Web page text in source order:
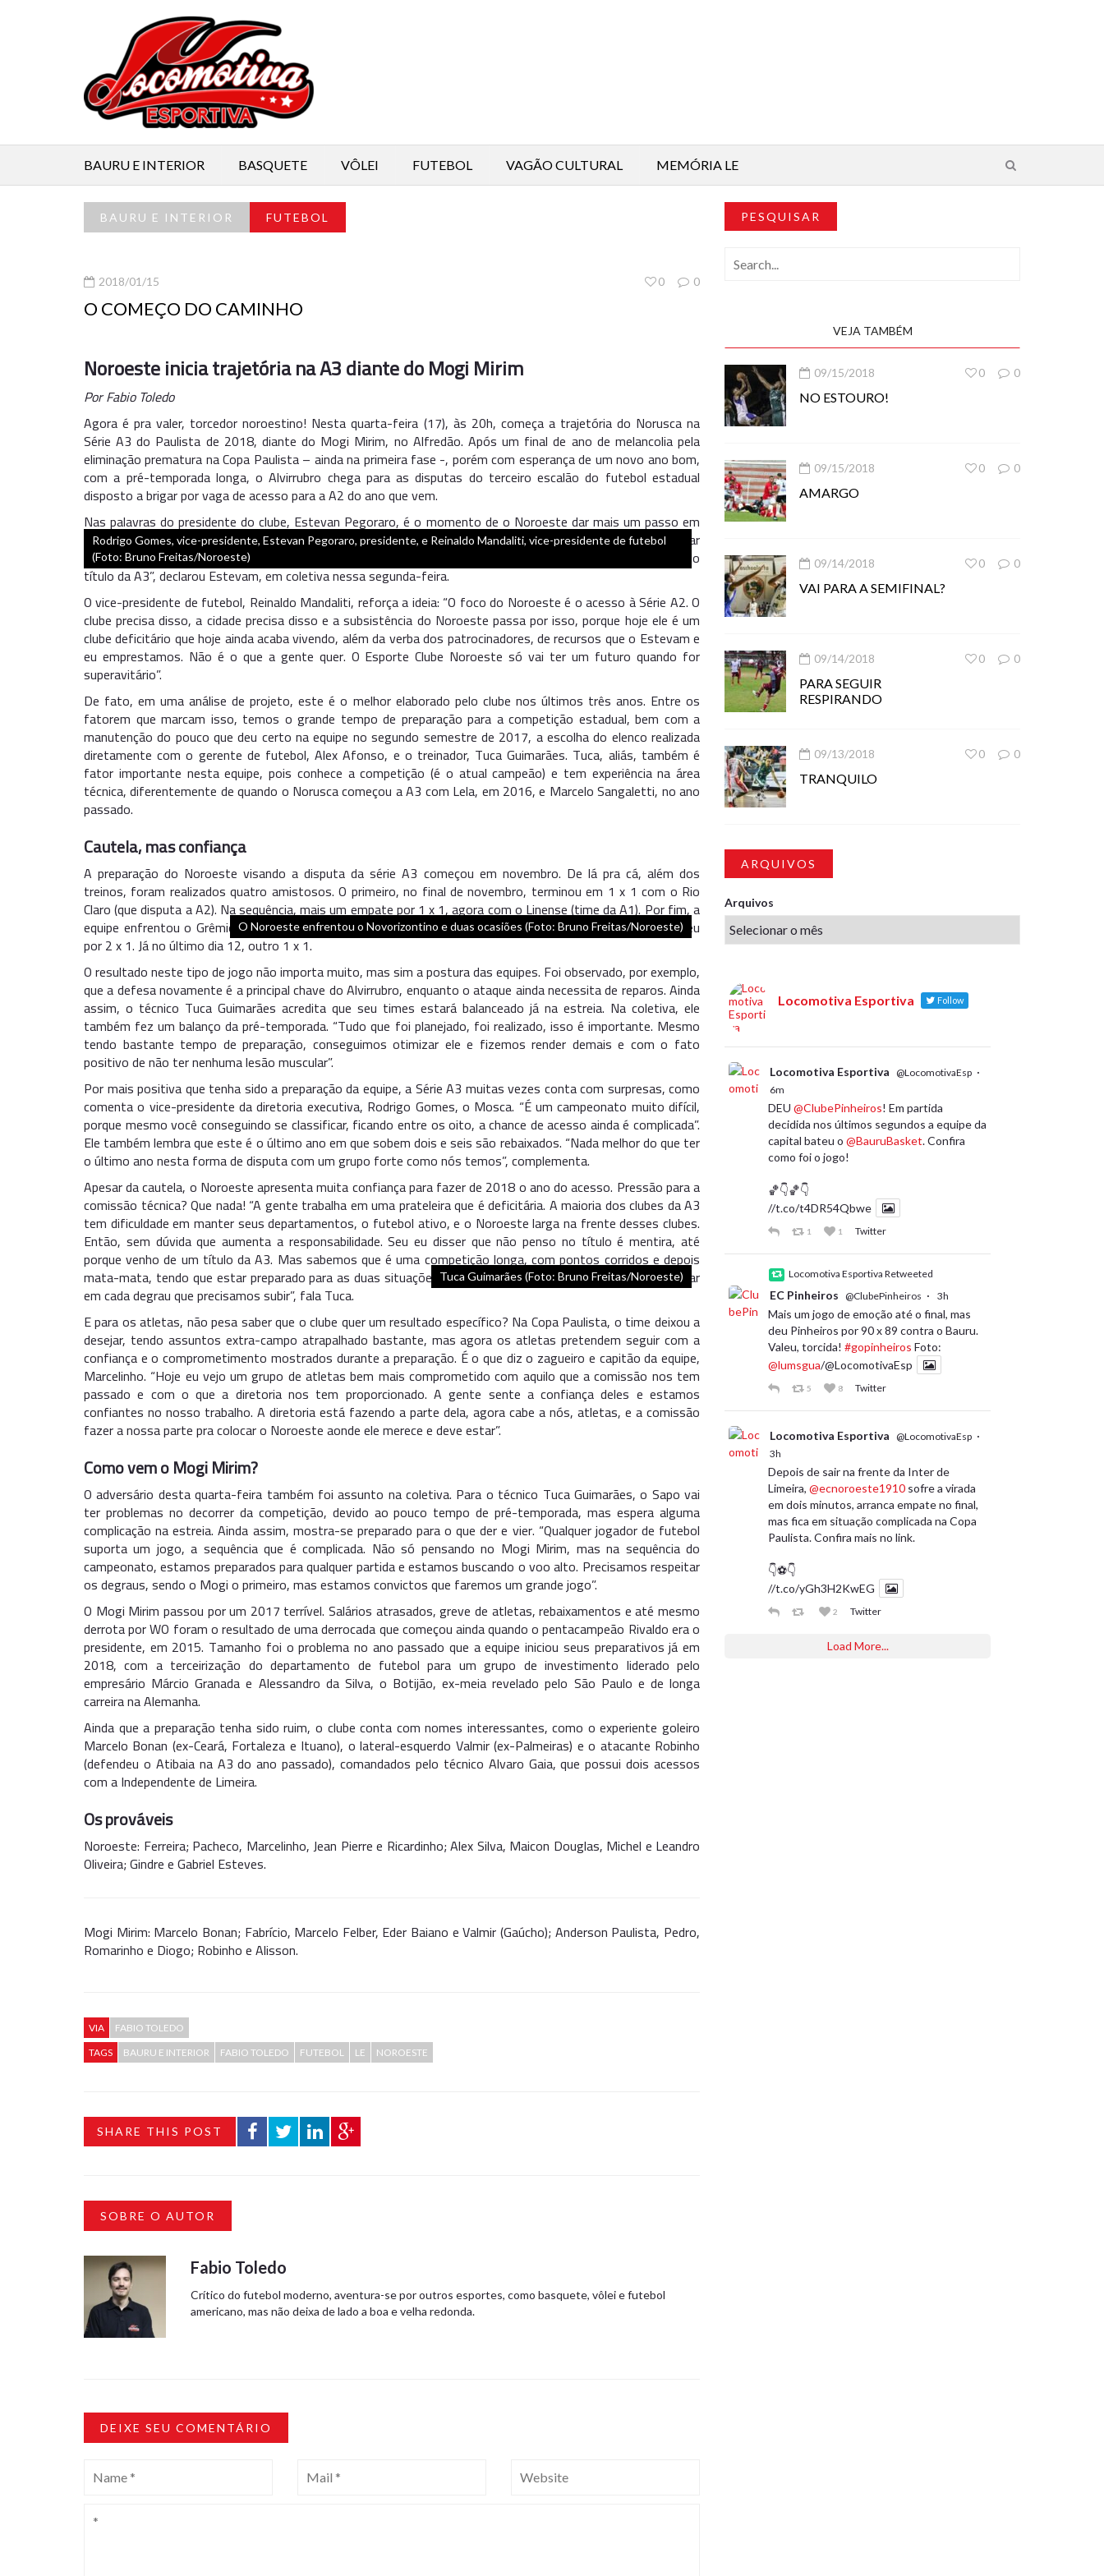
BAURU E INTERIOR BASQUETE VÔLEI FUTEBOL VAGÃO CULTURAL MEMÓRIA LE
BAURU E INTERIOR FUTEBOL
2018/01/15 0
0
O COMEÇO DO CAMINHO
Noroeste inicia trajetória na A3 diante do Mogi Mirim
Por Fabio Toledo
Agora é pra valer, torcedor noroestino! Nesta quarta-feira (17), às 20h, começa a trajetória do Norusca na
Série A3 do Paulista de 2018, diante do Mogi Mirim, no Alfredão. Após um final de ano de melancolia pela
eliminação prematura na Copa Paulista – ainda na primeira fase -, porém com esperança de um novo ano bom,
com a pré-temporada longa, o Alvirrubro chega para as disputas do terceiro escalão do futebol estadual
disposto a brigar por vaga de acesso para a A2 do ano que vem.
Nas palavras do presidente do clube, Estevan Pegoraro, é o momento de o Noroeste dar mais um passo em
seu “renascimento”. “Nós passamos um ano ajustando a parte administrativa, financeira e agora vamos focar
um pouco na parte do futebol. Diferentemente dos anos anteriores, o Noroeste vem forte para brigar pelo
título da A3”, declarou Estevam, em coletiva nessa segunda-feira.
Rodrigo Gomes, vice-presidente, Estevan Pegoraro, presidente, e Reinaldo Mandaliti, vice-presidente de futebol
(Foto: Bruno Freitas/Noroeste)
O vice-presidente de futebol, Reinaldo Mandaliti, reforça a ideia: “O foco do Noroeste é o acesso à Série A2. O
clube precisa disso, a cidade precisa disso e a subsistência do Noroeste passa por isso, porque hoje ele é um
clube deficitário que hoje ainda acaba vivendo, além da verba dos patrocinadores, de recursos que o Estevam e
eu emprestamos. Não é o que a gente quer. O Esporte Clube Noroeste só vai ter um futuro quando for
superavitário”.
De fato, em uma análise de projeto, este é o melhor elaborado pelo clube nos últimos três anos. Entre os
fatorem que marcam isso, temos o grande tempo de preparação para a competição estadual, bem com a
manutenção do pouco que deu certo na equipe no segundo semestre de 2017, a escolha do elenco realizada
diretamente com o gerente de futebol, Alex Afonso, e o treinador, Tuca Guimarães. Tuca, aliás, também é
fator importante nesta equipe, pois conhece a competição (é o atual campeão) e tem experiência na área
técnica, diferentemente de quando o Norusca começou a A3 com Lela, em 2016, e Marcelo Sangaletti, no ano
passado.
Cautela, mas confiança
A preparação do Noroeste visando a disputa da série A3 começou em novembro. De lá pra cá, além dos
treinos, foram realizados quatro amistosos. O primeiro, no final de novembro, terminou em 1 x 1 com o Rio
Claro (que disputa a A2). Na sequência, mais um empate por 1 x 1, agora com o Linense (time da A1). Por fim, a
equipe enfrentou o Grêmio Novorizontino (também da elite) em duas ocasiões. Em 20 de dezembro, venceu
por 2 x 1. Já no último dia 12, outro 1 x 1.
O Noroeste enfrentou o Novorizontino e duas ocasiões (Foto: Bruno Freitas/Noroeste)
O resultado neste tipo de jogo não importa muito, mas sim a postura das equipes. Foi observado, por exemplo,
que a defesa novamente é a principal chave do Alvirrubro, enquanto o ataque ainda necessita de reparos. Ainda
assim, o técnico Tuca Guimarães acredita que seu times estará balanceado já na estreia. Na coletiva, ele
também fez um balanço da pré-temporada. “Tudo que foi planejado, foi realizado, isso é importante. Mesmo
tendo bastante tempo de preparação, conseguimos otimizar ele e fizemos render demais e com o fato
positivo de não ter nenhuma lesão muscular”.
Por mais positiva que tenha sido a preparação da equipe, a Série A3 muitas vezes conta com surpresas, como
comenta o vice-presidente da diretoria executiva, Rodrigo Gomes, o Mosca. “É um campeonato muito difícil,
porque mesmo você conseguindo se classificar, ficando entre os oito, a chance de acesso ainda é complicada”.
Ele também lembra que este é o último ano em que sobem dois e seis são rebaixados. “Nada melhor do que ter
o último ano nesta forma de disputa com um grupo forte como nós temos”, complementa.
Apesar da cautela, o Noroeste apresenta muita confiança para fazer de 2018 o ano do acesso. Pressão para a
comissão técnica? Que nada! “A gente trabalha em uma prateleira que é deficitária. A maioria dos clubes da A3
tem dificuldade em manter seus departamentos, o futebol ativo, e o Noroeste larga na frente desses clubes.
Então, sem dúvida que aumenta a responsabilidade. Seu eu disser que não penso no título é mentira, até
porque venho de um título da A3. Mas sabemos que é uma competição longa, com pontos corridos e depois
mata-mata, tendo que estar preparado para as duas situações. Deixo essa euforia pra torcida e vamos focar
em cada degrau que precisamos subir”, fala Tuca.
Tuca Guimarães (Foto: Bruno Freitas/Noroeste)
E para os atletas, não pesa saber que o clube quer um resultado específico? Na Copa Paulista, o time deixou a
desejar, tendo assuntos extra-campo atrapalhado bastante, mas agora os atletas pretendem seguir com a
confiança e o comprometimento mostrados durante a preparação. É o que diz o zagueiro e capitão da equipe,
Marcelinho. “Hoje eu vejo um grupo de atletas bem mais comprometido com aquilo que a comissão nos tem
passado e com o que a diretoria nos tem proporcionado. A gente sente a confiança deles e estamos
confiantes no nosso trabalho. A diretoria está fazendo a parte dela, agora cabe a nós, atletas, e a comissão
fazer a nossa parte pra colocar o Noroeste aonde ele merece e deve estar”.
Como vem o Mogi Mirim?
O adversário desta quarta-feira também foi assunto na coletiva. Para o técnico Tuca Guimarães, o Sapo vai
ter problemas no decorrer da competição, devido ao pouco tempo de pré-temporada, mas espera alguma
complicação na estreia. Ainda assim, mostra-se preparado para o que der e vier. “Qualquer jogador de futebol
suporta um jogo, a sequência que é complicada. Não só pensando no Mogi Mirim, mas na sequência do
campeonato, estamos preparados para qualquer partida e estamos buscando o voo alto. Precisamos respeitar
os degraus, sendo o Mogi o primeiro, mas estamos convictos que faremos um grande jogo”.
O Mogi Mirim passou por um 2017 terrível. Salários atrasados, greve de atletas, rebaixamentos e até mesmo
derrota por WO foram o resultado de uma derrocada que começou ainda quando o pentacampeão Rivaldo era o
presidente, em 2015. Tamanho foi o problema no ano passado que a equipe iniciou seus preparativos já em
2018, com a terceirização do departamento de futebol para um grupo de investimento liderado pelo
empresário Márcio Granada e Alessandro da Silva, o Botijão, ex-meia revelado pelo São Paulo e de longa
carreira na Alemanha.
Ainda que a preparação tenha sido ruim, o clube conta com nomes interessantes, como o experiente goleiro
Marcelo Bonan (ex-Ceará, Fortaleza e Ituano), o lateral-esquerdo Valmir (ex-Palmeiras) e o atacante Robinho
(defendeu o Atibaia na A3 do ano passado), comandados pelo técnico Alvaro Gaia, que possui dois acessos
com a Independente de Limeira.
Os prováveis
Noroeste: Ferreira; Pacheco, Marcelinho, Jean Pierre e Ricardinho; Alex Silva, Maicon Douglas, Michel e Leandro
Oliveira; Gindre e Gabriel Esteves.
Mogi Mirim: Marcelo Bonan; Fabrício, Marcelo Felber, Eder Baiano e Valmir (Gaúcho); Anderson Paulista, Pedro,
Romarinho e Diogo; Robinho e Alisson.
VIA
FABIO TOLEDO
TAGS
BAURU E INTERIOR FABIO TOLEDO FUTEBOL LE NOROESTE
SHARE THIS POST
SOBRE O AUTOR
Fabio Toledo
Crítico do futebol moderno, aventura-se por outros esportes, como basquete, vôlei e futebol
americano, mas não deixa de lado a boa e velha redonda.
DEIXE SEU COMENTÁRIO
PESQUISAR
VEJA TAMBÉM
09/15/2018 0
0
NO ESTOURO!
09/15/2018 0
0
AMARGO
09/14/2018 0
0
VAI PARA A SEMIFINAL?
09/14/2018 0
0
PARA SEGUIR
RESPIRANDO
09/13/2018 0
0
TRANQUILO
ARQUIVOS
Arquivos
Locomotiva Esportiva Follow
Locomotiva Esportiva @LocomotivaEsp ·
6m
DEU @ClubePinheiros! Em partida
decidida nos últimos segundos a equipe da
capital bateu o @BauruBasket. Confira
como foi o jogo!
🏀👇🏀👇
//t.co/t4DR54Qbwe
1 1 Twitter
Locomotiva Esportiva Retweeted
EC Pinheiros @ClubePinheiros · 3h
Mais um jogo de emoção até o final, mas
deu Pinheiros por 90 x 89 contra o Bauru.
Valeu, torcida! #gopinheiros Foto:
@lumsgua/@LocomotivaEsp
5 8 Twitter
Locomotiva Esportiva @LocomotivaEsp ·
3h
Depois de sair na frente da Inter de
Limeira, @ecnoroeste1910 sofre a virada
em dois minutos, arranca empate no final,
mas fica em situação complicada na Copa
Paulista. Confira mais no link.
👇⚽️👇
//t.co/yGh3H2KwEG
2 Twitter
Load More...